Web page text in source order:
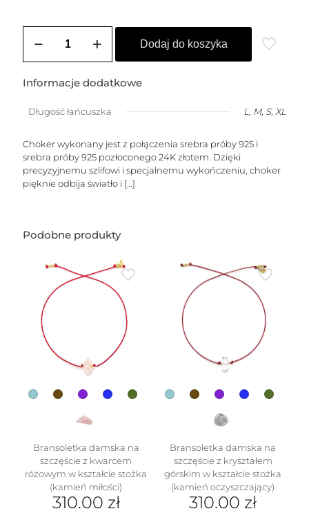
Choker
Dodaj do koszyka
Informacje dodatkowe
Długość łańcuszka L, M, S, XL
Choker wykonany jest z połączenia srebra próby 925 i
srebra próby 925 pozłoconego 24K złotem. Dzięki
precyzyjnemu szlifowi i specjalnemu wykończeniu, choker
pięknie odbija światło i […]
Podobne produkty
Bransoletka damska na
szczęście z kwarcem
różowym w kształcie stożka
(kamień miłości)
310.00 zł
Bransoletka damska na
szczęście z kryształem
górskim w kształcie stożka
(kamień oczyszczający)
310.00 zł